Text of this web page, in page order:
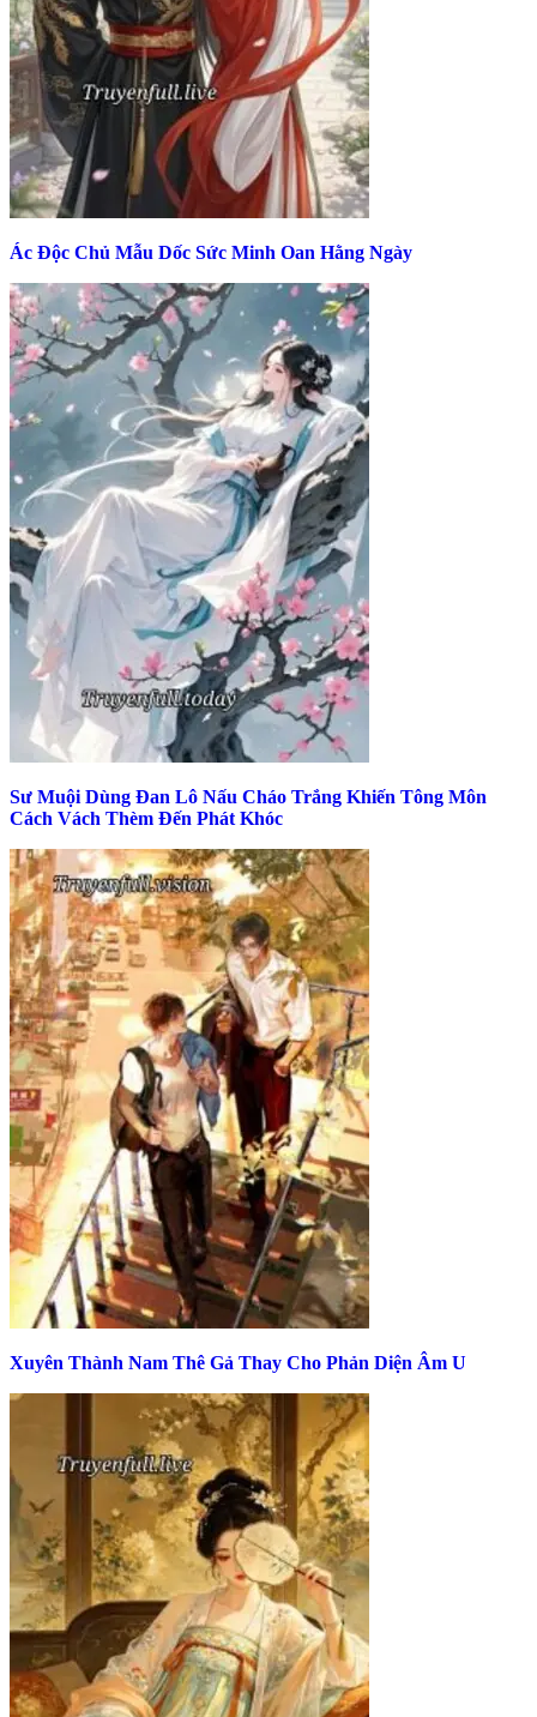
Ác Độc Chủ Mẫu Dốc Sức Minh Oan Hằng Ngày
Sư Muội Dùng Đan Lô Nấu Cháo Trắng Khiến Tông Môn
Cách Vách Thèm Đến Phát Khóc
Xuyên Thành Nam Thê Gả Thay Cho Phản Diện Âm U